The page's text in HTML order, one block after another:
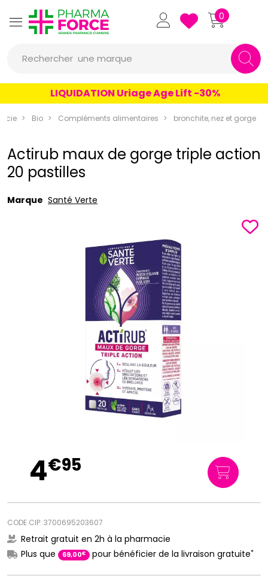
Pharmaforce Grande Pharmacie
0
Rechercher une marque
un conseil
un produit
LIQUIDATION Uriage Age Lift -30%
Bio Compléments alimentaires bronchite, nez et gorge
Actirub maux de gorge triple action
20 pastilles
Marque Santé Verte
4€95
CODE CIP: 3700695203607
Retrait gratuit en 2h à la pharmacie
Plus que
69,00€ pour bénéficier de la livraison gratuite*